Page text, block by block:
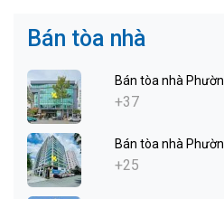
Bán tòa nhà
Bán tòa nhà
+37
Bán tòa nhà
+25